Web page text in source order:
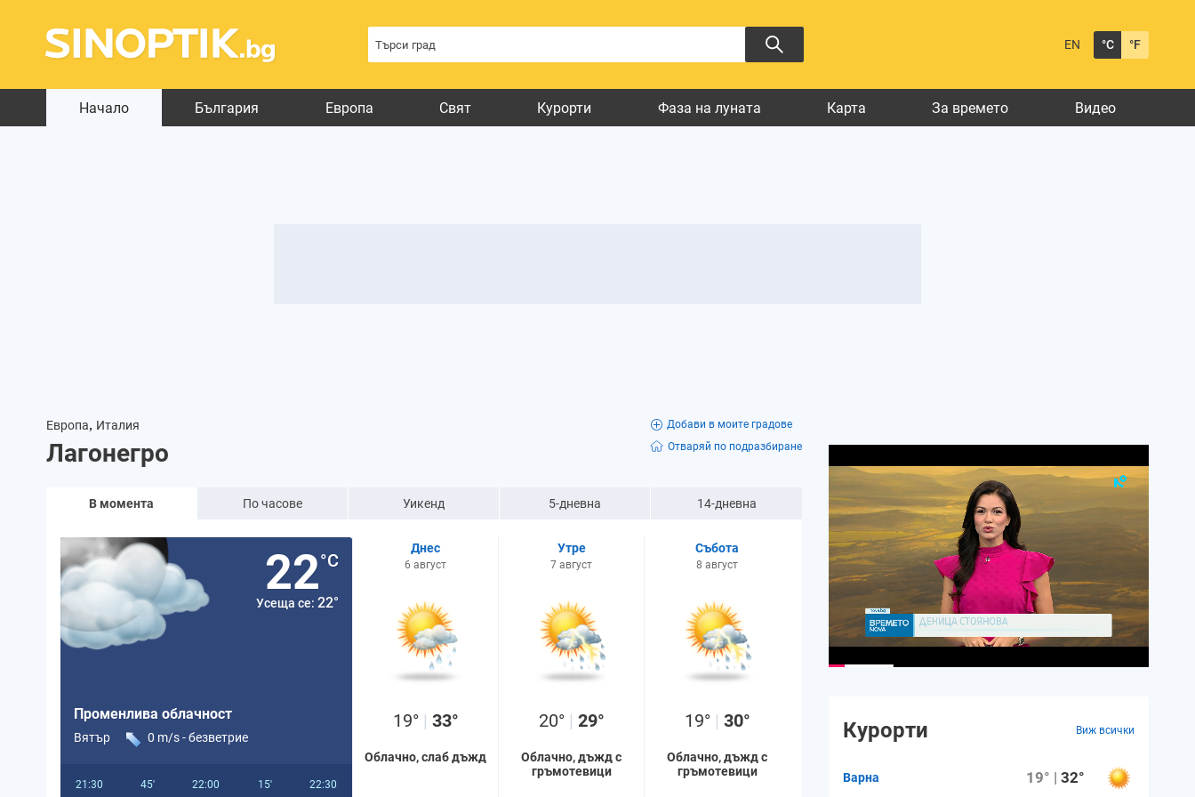
EN °C °F
Начало България Европа Свят Курорти Фаза на луната Карта За времето Видео
Европа, Италия
Лагонегро
Добави в моите градове
Отваряй по подразбиране
В момента По часове Уикенд 5-дневна 14-дневна
22°C
Усеща се: 22°
Променлива облачност
Вятър 0 m/s -безветрие
21:30 45' 22:00 15' 22:30
Днес
6 август
19° | 33°
Облачно, слаб дъжд
Утре
7 август
20° | 29°
Облачно, дъжд с
гръмотевици
Събота
8 август
19° | 30°
Облачно, дъжд с
гръмотевици
Курорти Виж всички
Варна 19° |32°